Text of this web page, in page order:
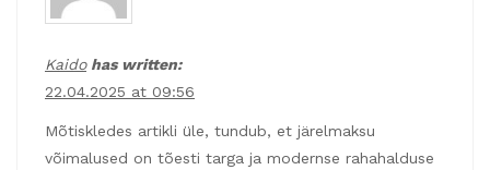
Kaidohas written:
22.04.2025 at 09:56
Mõtiskledes artikli üle, tundub, et järelmaksu
võimalused on tõesti targa ja modernse rahahalduse